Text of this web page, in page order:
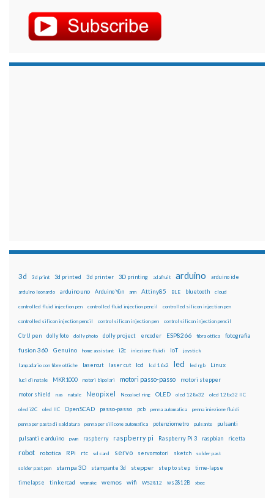
3d 3d print 3d printed 3d printer 3D printing adafruit arduino arduino ide
arduino leonardo arduino uno Arduino Yún arm Attiny85 BLE bluetooth cloud
controlled fluid injection pen controlled fluid injection pencil controlled silicon injection pen
controlled silicon injection pencil control silicon injection pen control silicon injection pencil
CtrlJ pen dolly foto dolly photo dolly project encoder ESP8266 fibra ottica fotografia
fusion 360 Genuino home assistant i2c iniezione fluidi IoT joystick
lampadario con fibre ottiche lasercut laser cut lcd lcd 16x2 led led rgb Linux
luci di natale MKR1000 motori bipolari motori passo-passo motori stepper
motor shield nas natale Neopixel Neopixel ring OLED oled 128x32 oled 128x32 IIC
oled i2C oled IIC OpenSCAD passo-passo pcb penna automatica penna iniezione fluidi
penna per pasta di saldatura penna per silicone automatica potenziometro pulsante pulsanti
pulsanti e arduino pwm raspberry raspberry pi Raspberry Pi 3 raspbian ricetta
robot robotica RPi rtc sd card servo servomotori sketch solder past
solder past pen stampa 3D stampante 3d stepper step to step time-lapse
timelapse tinkercad wemake wemos wifi WS2812 ws2812B xbee